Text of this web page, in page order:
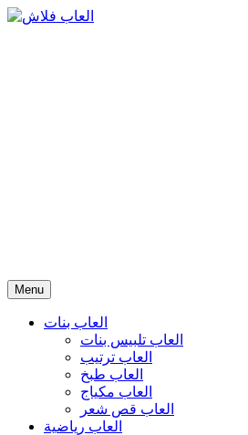
Menu
العاب بنات
العاب تلبيس بنات
العاب ترتيب
العاب طبخ
العاب مكياج
العاب قص شعر
العاب رياضية